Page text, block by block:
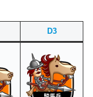
D3